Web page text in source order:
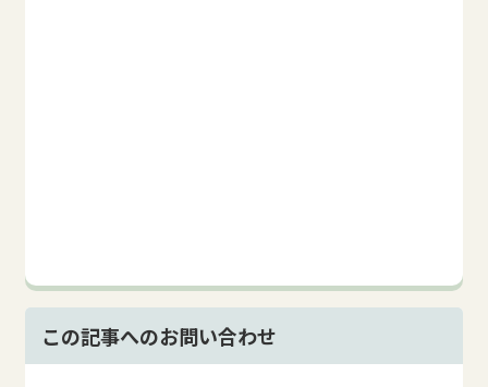
この記事へのお問い合わせ